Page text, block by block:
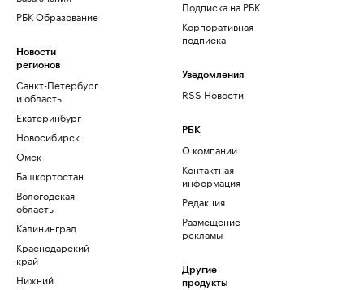
РБК Образование
Новости
регионов
Санкт-Петербург
и область
Екатеринбург
Новосибирск
Омск
Башкортостан
Вологодская
область
Калининград
Краснодарский
край
Нижний
Подписка на РБК
Корпоративная
подписка
Уведомления
RSS Новости
РБК
О компании
Контактная
информация
Редакция
Размещение
рекламы
Другие
продукты